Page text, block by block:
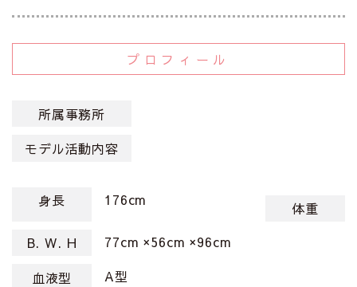
プロフィール
所属事務所
モデル活動内容
身長 176cm
体重
B. W. H
77cm ×56cm ×96cm
血液型 A型